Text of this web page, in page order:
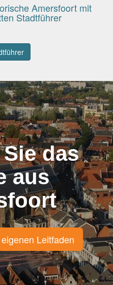
Amersfoort mit
Stadtführer
das
aus
Leitfaden